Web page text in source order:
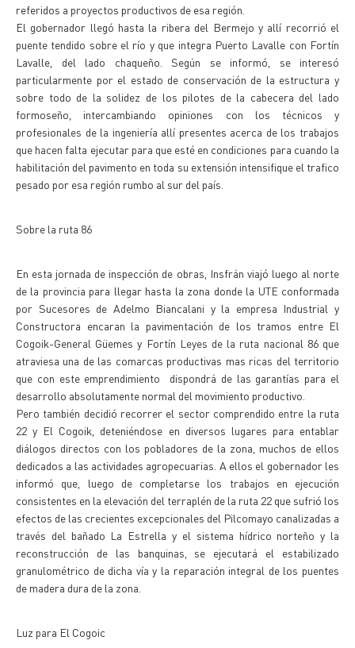
referidos a proyectos productivos de esa región.
El gobernador llegó hasta la ribera del Bermejo y allí recorrió el
puente tendido sobre el río y que integra Puerto Lavalle con Fortín
Lavalle, del lado chaqueño. Según se informó, se interesó
particularmente por el estado de conservación de la estructura y
sobre todo de la solidez de los pilotes de la cabecera del lado
formoseño, intercambiando opiniones con los técnicos y
profesionales de la ingeniería allí presentes acerca de los trabajos
que hacen falta ejecutar para que esté en condiciones para cuando la
habilitación del pavimento en toda su extensión intensifique el trafico
pesado por esa región rumbo al sur del país.
Sobre la ruta 86
En esta jornada de inspección de obras, Insfrán viajó luego al norte
de la provincia para llegar hasta la zona donde la UTE conformada
por Sucesores de Adelmo Biancalani y la empresa Industrial y
Constructora encaran la pavimentación de los tramos entre El
Cogoik-General Güemes y Fortín Leyes de la ruta nacional 86 que
atraviesa una de las comarcas productivas mas ricas del territorio
que con este emprendimiento dispondrá de las garantías para el
desarrollo absolutamente normal del movimiento productivo.
Pero también decidió recorrer el sector comprendido entre la ruta
22 y El Cogoik, deteniéndose en diversos lugares para entablar
diálogos directos con los pobladores de la zona, muchos de ellos
dedicados a las actividades agropecuarias. A ellos el gobernador les
informó que, luego de completarse los trabajos en ejecución
consistentes en la elevación del terraplén de la ruta 22 que sufrió los
efectos de las crecientes excepcionales del Pilcomayo canalizadas a
través del bañado La Estrella y el sistema hídrico norteño y la
reconstrucción de las banquinas, se ejecutará el estabilizado
granulométrico de dicha vía y la reparación integral de los puentes
de madera dura de la zona.
Luz para El Cogoic